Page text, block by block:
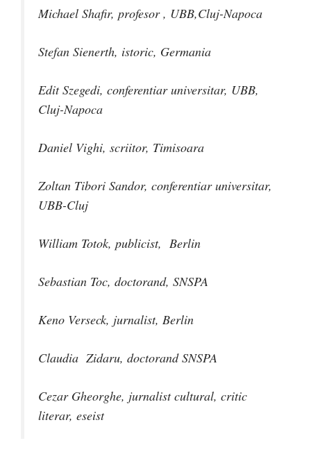
Michael Shafir, profesor , UBB,Cluj-Napoca
Stefan Sienerth, istoric, Germania
Edit Szegedi, conferentiar universitar, UBB,
Cluj-Napoca
Daniel Vighi, scriitor, Timisoara
Zoltan Tibori Sandor, conferentiar universitar,
UBB-Cluj
William Totok, publicist, Berlin
Sebastian Toc, doctorand, SNSPA
Keno Verseck, jurnalist, Berlin
Claudia Zidaru, doctorand SNSPA
Cezar Gheorghe, jurnalist cultural, critic
literar, eseist